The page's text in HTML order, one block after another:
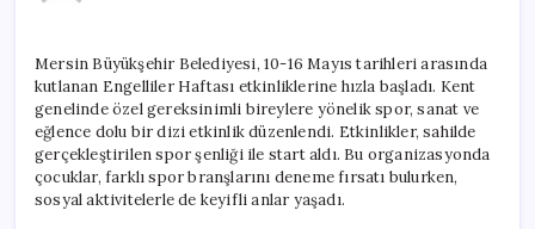
için
Mersin Büyükşehir Belediyesi, 10-16 Mayıs tarihleri arasında
kutlanan Engelliler Haftası etkinliklerine hızla başladı. Kent
genelinde özel gereksinimli bireylere yönelik spor, sanat ve
eğlence dolu bir dizi etkinlik düzenlendi. Etkinlikler, sahilde
gerçekleştirilen spor şenliği ile start aldı. Bu organizasyonda
çocuklar, farklı spor branşlarını deneme fırsatı bulurken,
sosyal aktivitelerle de keyifli anlar yaşadı.